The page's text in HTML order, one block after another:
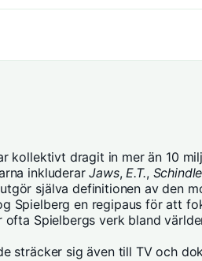
kollektivt dragit in mer än 10
inkluderarJaws,E.T.,
själva definitionen av den
Spielberg en regipaus för att
ofta Spielbergs verk bland
sträcker sig även till TV och